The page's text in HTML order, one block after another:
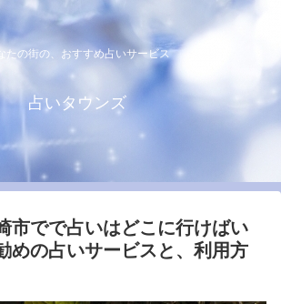
たの街の、おすすめ占いサービス
占いタウンズ
市でで占いはどこに行けばい
めの占いサービスと、利用方